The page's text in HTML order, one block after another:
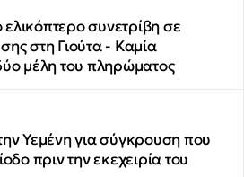
συνετρίβη σε
στη Γιούτα - Καμία
μέλη του πληρώματος
Υεμένη για σύγκρουση που
πριν την εκεχειρία του